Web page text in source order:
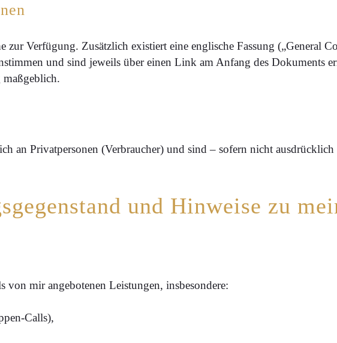
zur Verfügung. Zusätzlich existiert eine englische Fassung („General
und sind jeweils über einen Link am Anfang des Dokuments
maßgeblich.
an Privatpersonen (Verbraucher) und sind – sofern nicht
und Hinweise zu
von mir angebotenen Leistungen, insbesondere:
Calls),